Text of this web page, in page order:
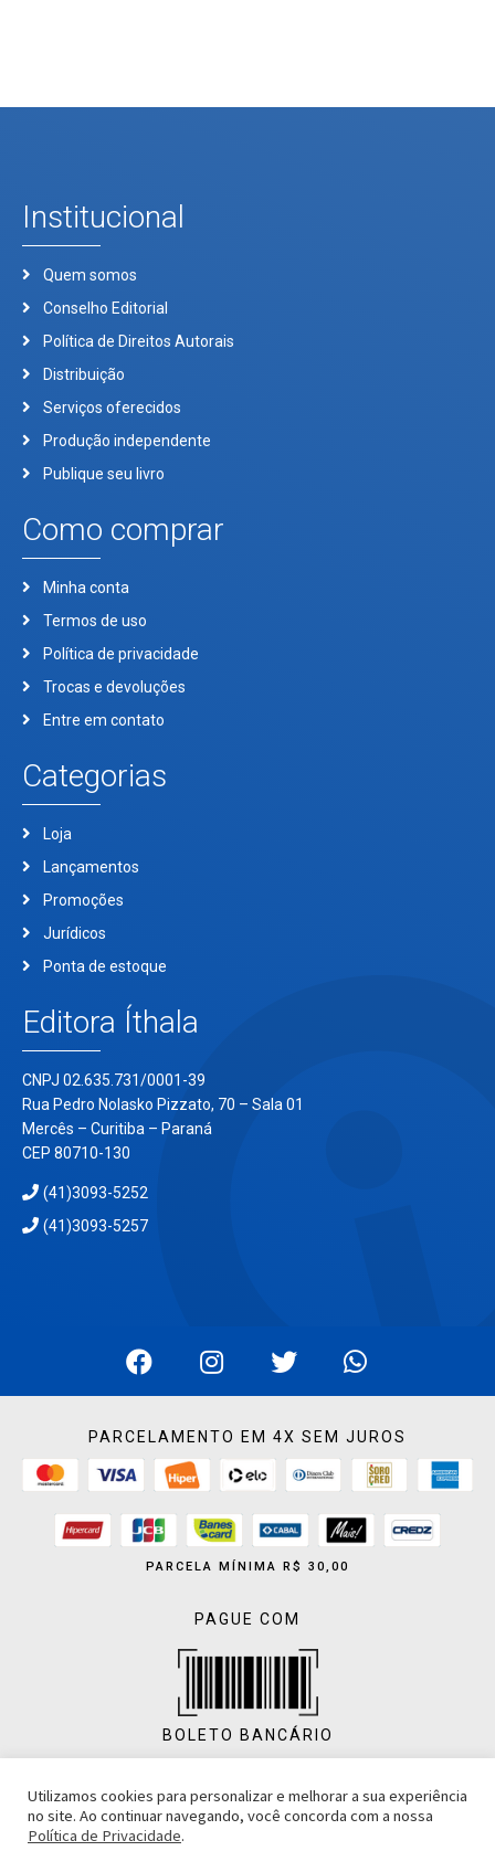
Institucional
Quem somos
Conselho Editorial
Política de Direitos Autorais
Distribuição
Serviços oferecidos
Produção independente
Publique seu livro
Como comprar
Minha conta
Termos de uso
Política de privacidade
Trocas e devoluções
Entre em contato
Categorias
Loja
Lançamentos
Promoções
Jurídicos
Ponta de estoque
Editora Íthala
CNPJ 02.635.731/0001-39
Rua Pedro Nolasko Pizzato, 70 – Sala 01
Mercês – Curitiba – Paraná
CEP 80710-130
(41)3093-5252
(41)3093-5257
PARCELAMENTO EM 4X SEM JUROS
PARCELA MÍNIMA R$ 30,00
PAGUE COM
BOLETO BANCÁRIO
Utilizamos cookies para personalizar e melhorar a sua experiência
no site. Ao continuar navegando, você concorda com a nossa
Política de Privacidade.